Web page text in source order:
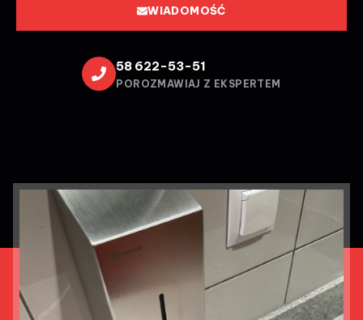
WIADOMOŚĆ
58 622-53-51
POROZMAWIAJ Z EKSPERTEM